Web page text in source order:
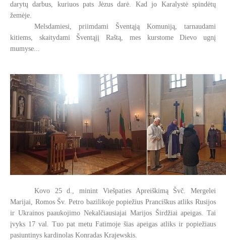
darytų darbus, kuriuos pats Jėzus darė. Kad jo Karalystė spindėtų
žemėje.
Melsdamiesi, priimdami Šventąją Komuniją, tarnaudami
kitiems, skaitydami Šventąjį Raštą, mes kurstome Dievo ugnį
mumyse...
Kovo 25 d., minint Viešpaties Apreiškimą Švč. Mergelei
Marijai, Romos Šv. Petro bazilikoje popiežius Pranciškus atliks Rusijos
ir Ukrainos paaukojimo Nekalčiausiajai Marijos Širdžiai apeigas. Tai
įvyks 17 val. Tuo pat metu Fatimoje šias apeigas atliks ir popiežiaus
pasiuntinys kardinolas Konradas Krajewskis.